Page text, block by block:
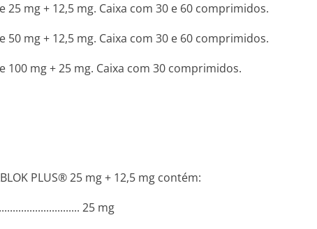
mg + 12,5 mg. Caixa com 30 e 60 comprimidos.
mg + 12,5 mg. Caixa com 30 e 60 comprimidos.
100 mg + 25 mg. Caixa com 30 comprimidos.
PLUS® 25 mg + 12,5 mg contém:
25 mg